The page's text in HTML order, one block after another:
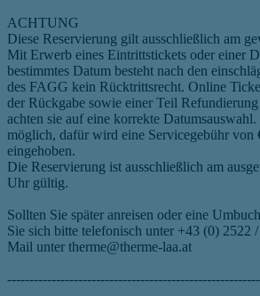
ACHTUNG
Diese Reservierung gilt ausschließlich am
Mit Erwerb eines Eintrittstickets oder einer
bestimmtes Datum besteht nach den
des FAGG kein Rücktrittsrecht. Online
der Rückgabe sowie einer Teil
achten sie auf eine korrekte
möglich, dafür wird eine Servicegebühr von
eingehoben.
Die Reservierung ist ausschließlich am
Uhr gültig.
Sollten Sie später anreisen oder eine
Sie sich bitte telefonisch unter +43 (0) 2522
Mail unter therme@therme-laa.at